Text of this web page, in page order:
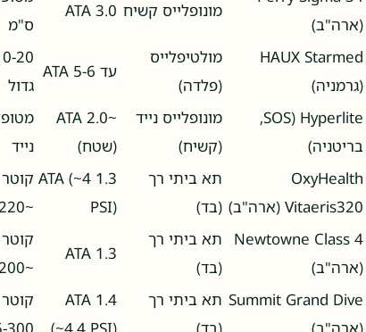
(ארה"ב)
מונופלייס קשיח 3.0 ATA
ס"מ
HAUX Starmed
(גרמניה)
מולטיפלייס
(פלדה)
עד 5-6 ATA
גדול
Hyperlite (SOS,
בריטניה)
מונופלייס נייד
(קשיח)
~2.0 ATA
(שטח)
נייד
OxyHealth
Vitaeris320 (ארה"ב)
תא ביתי רך
(בד)
1.3 ATA (~4
PSI)
~220 ס"מ
Newtowne Class 4
(ארה"ב)
תא ביתי רך
(בד)
1.3 ATA
~200 ס"מ
Summit Grand Dive
(ארה"ב)
תא ביתי רך
(בד)
1.4 ATA
(~4.4 PSI)
245-